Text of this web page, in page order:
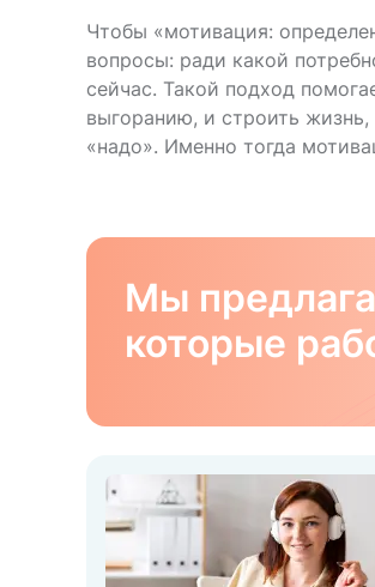
Чтобы «мотивация:
вопросы: ради какой
сейчас. Такой подход
выгоранию, и строить
«надо». Именно тогда
Мы
которые